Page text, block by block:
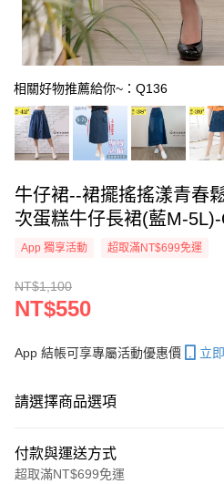
相關好物推薦給你~：Q136
牛仔裙--裙擺搖搖漾青春
次蛋糕牛仔長裙(藍M-
App 獨享活動 超取滿NT$699免運
NT$1,100
NT$550
App 結帳可享專屬活動優惠價 立
請選擇商品選項
付款與運送方式
超取滿NT$699免運